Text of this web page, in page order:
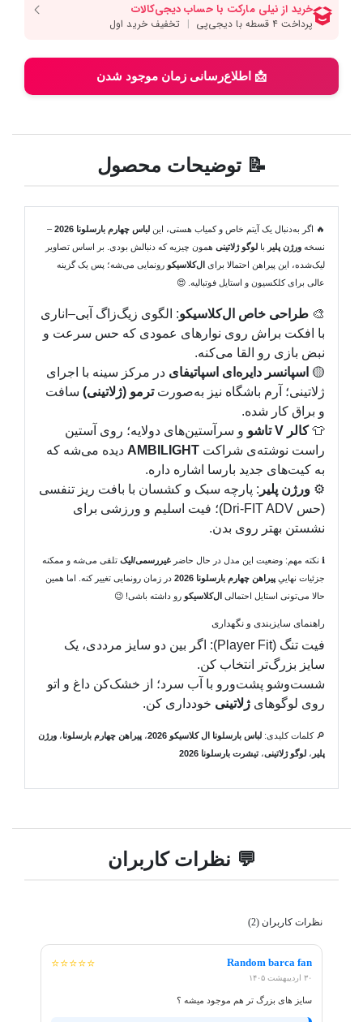
📩 اطلاع‌رسانی زمان موجود شدن
📝 توضیحات محصول
🔥 اگر به‌دنبال یک آیتم خاص و کمیاب هستی، این لباس چهارم بارسلونا 2026
–
نسخه ورژن پلیر با لوگو ژلاتینی همون چیزیه که دنبالش بودی. بر اساس تصاویر
لیک‌شده، این پیراهن احتمالا برای
ال‌کلاسیکو رونمایی می‌شه؛ پس یک گزینه
عالی برای کلکسیون و استایل فوتبالیه. 😍
🎨 طراحی خاص ال‌کلاسیکو: الگوی زیگ‌زاگ آبی‌–اناری
با افکت براش روی نوارهای عمودی که حس سرعت و
نبض بازی رو القا می‌کنه.
🟡 اسپانسر دایره‌ای اسپاتیفای در مرکز سینه با اجرای
ژلاتینی؛ آرم باشگاه نیز به‌صورتترمو (ژلاتینی) سافت
و براق کار شده.
👕کالر V تاشو
و سرآستین‌های دولایه؛ روی آستین
راست نوشته‌ی شراکت AMBILIGHT دیده می‌شه که
به کیت‌های جدید بارسا اشاره داره.
⚙️ ورژن پلیر : پارچه سبک و کشسان با بافت ریز تنفسی
(حس Dri-FIT ADV)؛ فیت اسلیم و ورزشی برای
نشستن بهتر روی بدن.
ℹ️ نکته مهم: وضعیت این مدل در حال حاضر غیررسمی/لیک تلقی می‌شه و ممکنه
جزئیات نهاییِ پیراهن چهارم بارسلونا 2026
در زمان رونمایی تغییر کنه. اما همین
حالا می‌تونی استایل احتمالی
ال‌کلاسیکو رو داشته باشی! 😉
راهنمای سایزبندی و نگهداری
فیت تنگ (Player Fit): اگر بین دو سایز مرددی، یک
سایز بزرگ‌تر انتخاب کن.
شست‌وشو پشت‌ورو با آب سرد؛ از خشک‌کن داغ و اتو
روی لوگوهای ژلاتینی خودداری کن.
🔎 کلمات کلیدی: لباس بارسلونا ال کلاسیکو 2026 ، پیراهن چهارم بارسلونا، ورژن
پلیر ، لوگو ژلاتینی،تیشرت بارسلونا 2026
💬 نظرات کاربران
نظرات کاربران (2)
Random barca fan
۳۰ اردیبهشت ۱۴۰۵
⭐⭐⭐⭐⭐
سایز های بزرگ تر هم موجود میشه ؟